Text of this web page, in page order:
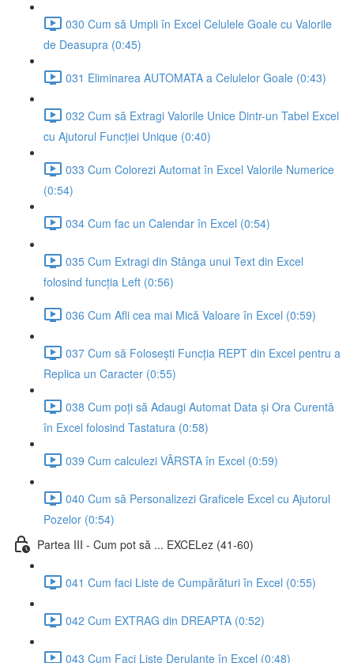
030 Cum să Umpli în Excel Celulele Goale cu Valorile
de Deasupra (0:45)
031 Eliminarea AUTOMATA a Celulelor Goale (0:43)
032 Cum să Extragi Valorile Unice Dintr-un Tabel Excel
cu Ajutorul Funcției Unique (0:40)
033 Cum Colorezi Automat în Excel Valorile Numerice
(0:54)
034 Cum fac un Calendar în Excel (0:54)
035 Cum Extragi din Stânga unui Text din Excel
folosind funcția Left (0:56)
036 Cum Afli cea mai Mică Valoare în Excel (0:59)
037 Cum să Folosești Funcția REPT din Excel pentru a
Replica un Caracter (0:55)
038 Cum poți să Adaugi Automat Data și Ora Curentă
în Excel folosind Tastatura (0:58)
039 Cum calculezi VÂRSTA în Excel (0:59)
040 Cum să Personalizezi Graficele Excel cu Ajutorul
Pozelor (0:54)
Partea III - Cum pot să ... EXCELez (41-60)
041 Cum faci Liste de Cumpărături în Excel (0:55)
042 Cum EXTRAG din DREAPTA (0:52)
043 Cum Faci Liste Derulante în Excel (0:48)